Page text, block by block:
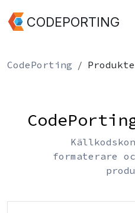
CODEPORTING
CodePorting
formaterare